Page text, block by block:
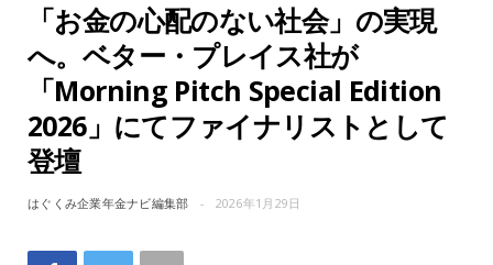
「お金の心配のない社会」の実現
へ。ベター・プレイス社が
「Morning Pitch Special Edition
2026」にてファイナリストとして
登壇
はぐくみ企業年金ナビ編集部 2026年1月29日